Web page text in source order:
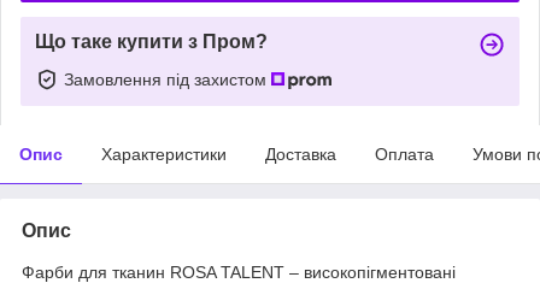
Що таке купити з Пром?
Замовлення під захистом
Опис Характеристики Доставка Оплата Умови
Опис
Фарби для тканин ROSA TALENT – високопігментовані